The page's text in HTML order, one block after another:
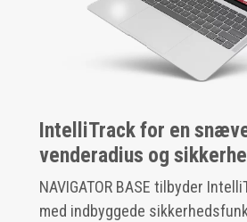
IntelliTrack for en
venderadius og
NAVIGATOR BASE tilbyder
med indbyggede